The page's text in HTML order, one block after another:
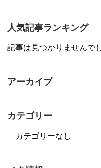
人気記事ランキング
記事は見つかりませんでし
アーカイブ
カテゴリー
カテゴリーなし